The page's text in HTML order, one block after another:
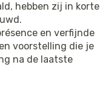
hebben zij in korte
en verfijnde
voorstelling die je
na de laatste